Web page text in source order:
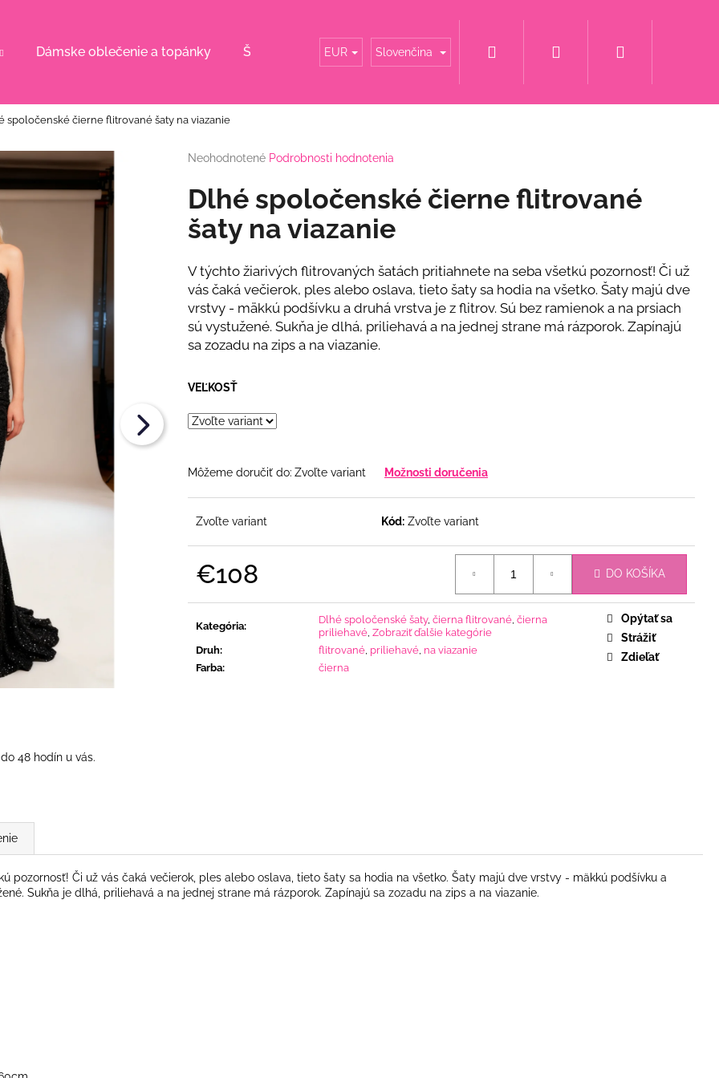
Dámske oblečenie a topánky Šaty pre svadobné mamy Šaty za super cenu Svadobné šaty
EUR Slovenčina Prihlásenie
spoločenské čierne flitrované šaty na viazanie
Priemerné
produktu
je
0,0
z
hviezdičiek.
Neohodnotené Podrobnosti hodnotenia
Dlhé spoločenské čierne flitrované
šaty na viazanie
V týchto žiarivých flitrovaných šatách pritiahnete na seba všetkú pozornosť! Či už
vás čaká večierok, ples alebo oslava, tieto šaty sa hodia na všetko. Šaty majú dve
vrstvy - mäkkú podšívku a druhá vrstva je z flitrov. Sú bez ramienok a na prsiach
sú vystužené. Sukňa je dlhá, priliehavá a na jednej strane má rázporok. Zapínajú
sa zozadu na zips a na viazanie.
VEĽKOSŤ
Môžeme doručiť do: Zvoľte variant Možnosti doručenia
Zvoľte variant Kód: Zvoľte variant
€108 DO KOŠÍKA
Kategória:
Dlhé spoločenské šaty, čierna flitrované čierna
priliehavé Zobraziť ďalšie kategórie
Druh: flitrované priliehavé na viazanie
Farba: čierna
Opýtať sa
Strážiť
Zdieľať
48 hodín u vás.
Či už vás čaká večierok, ples alebo oslava, tieto šaty sa hodia na všetko. Šaty majú dve vrstvy - mäkkú podšívku a
Sukňa je dlhá, priliehavá a na jednej strane má rázporok. Zapínajú sa zozadu na zips a na viazanie.
KOMPLET S KVETINOU
BÉŽOVÝ KOMPLET S KVETINOU